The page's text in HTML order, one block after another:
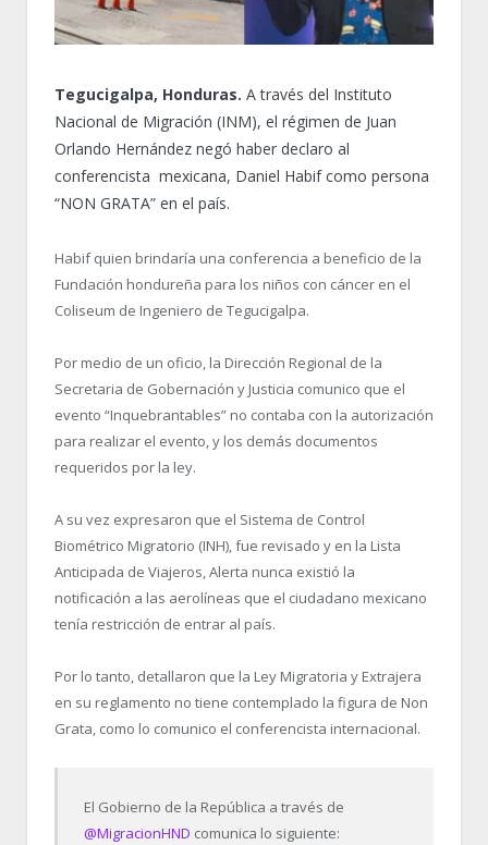
Tegucigalpa, Honduras. A través del Instituto
Nacional de Migración (INM), el régimen de Juan
Orlando Hernández negó haber declaro al
conferencista mexicana, Daniel Habif como persona
“NON GRATA” en el país.
Habif quien brindaría una conferencia a beneficio de la
Fundación hondureña para los niños con cáncer en el
Coliseum de Ingeniero de Tegucigalpa.
Por medio de un oficio, la Dirección Regional de la
Secretaria de Gobernación y Justicia comunico que el
evento “Inquebrantables” no contaba con la autorización
para realizar el evento, y los demás documentos
requeridos por la ley.
A su vez expresaron que el Sistema de Control
Biométrico Migratorio (INH), fue revisado y en la Lista
Anticipada de Viajeros, Alerta nunca existió la
notificación a las aerolíneas que el ciudadano mexicano
tenía restricción de entrar al país.
Por lo tanto, detallaron que la Ley Migratoria y Extrajera
en su reglamento no tiene contemplado la figura de Non
Grata, como lo comunico el conferencista internacional.
El Gobierno de la República a través de
@MigracionHND comunica lo siguiente: